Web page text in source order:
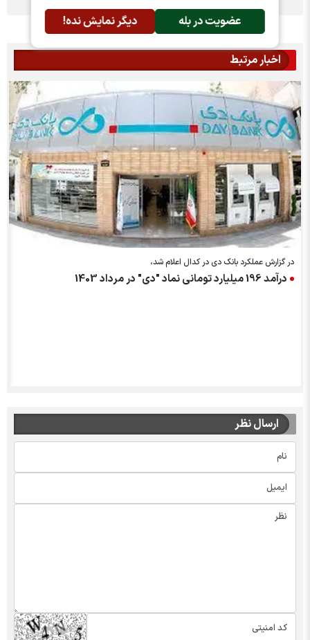
عضویت در بله دیگر نمایش نده!
اخبار مرتبط
در گزارش عملکرد بانک دی در کدال اعلام شد،
درآمد 196 میلیارد تومانی نماد "دی" در مرداد 1403
ارسال نظر